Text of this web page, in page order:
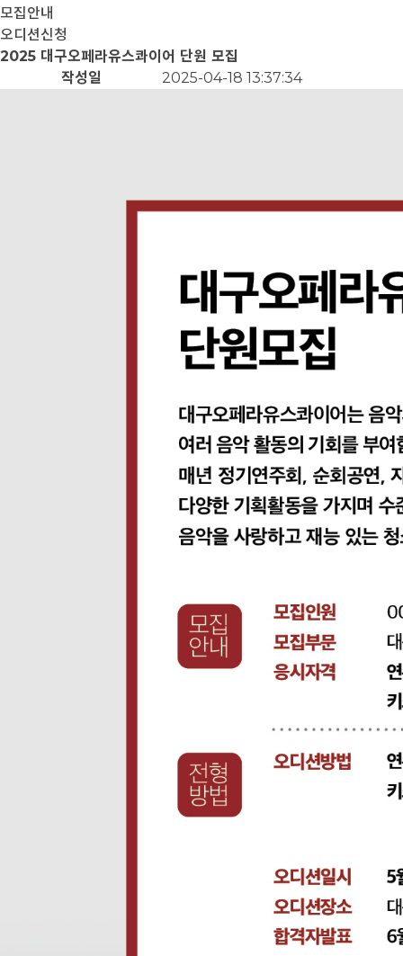
모집안내
오디션신청
2025 대구오페라유스콰이어 단원 모집
작성일
2025-04-18 13:37:34